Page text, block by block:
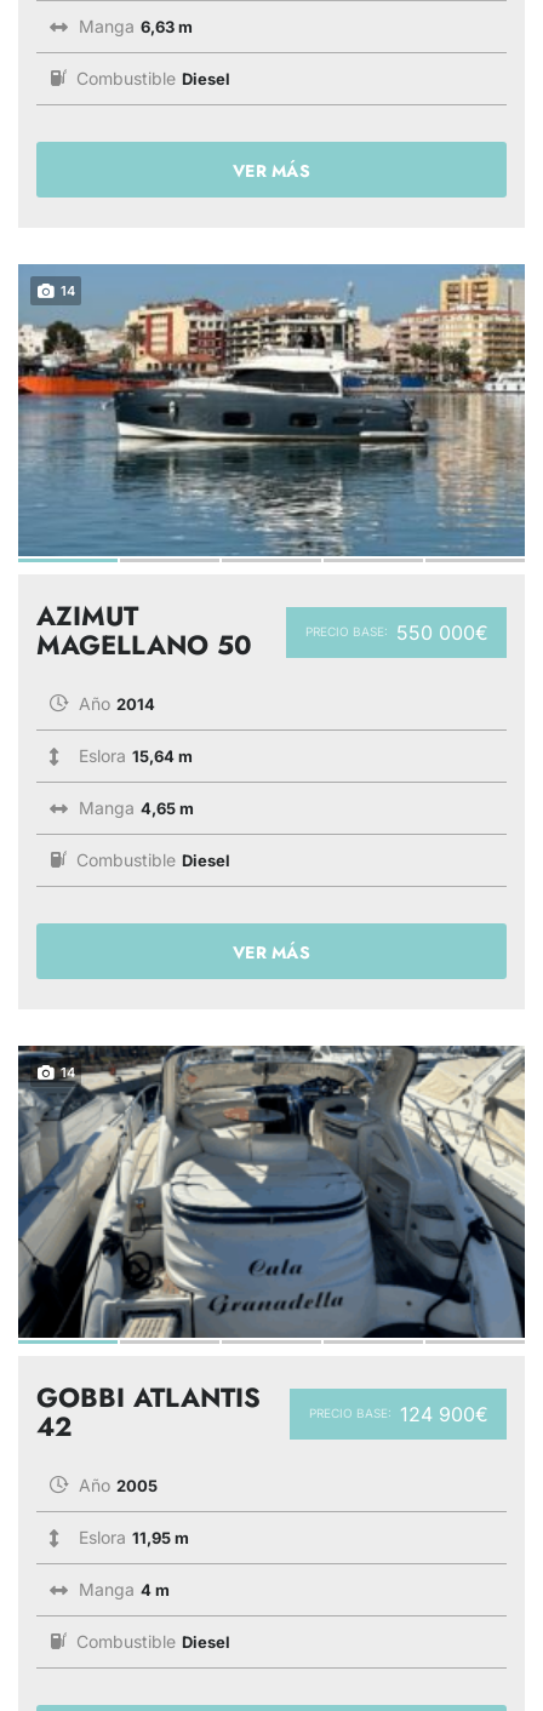
Manga 6,63 m
Combustible Diesel
VER MÁS
14
PRECIO BASE: 550 000€
AZIMUT
MAGELLANO 50
Año 2014
Eslora 15,64 m
Manga 4,65 m
Combustible Diesel
VER MÁS
14
PRECIO BASE: 124 900€
GOBBI ATLANTIS
42
Año 2005
Eslora 11,95 m
Manga 4 m
Combustible Diesel